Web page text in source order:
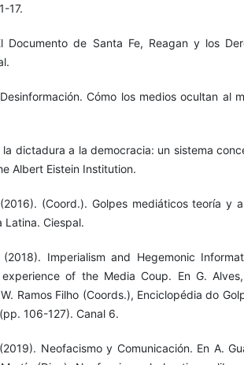
17.
Documento de Santa Fe, Reagan y los
Cómo los medios ocultan al
la dictadura a la democracia: un sistema
Albert Eistein Institution.
(Coord.). Golpes mediáticos teoría y
Latina. Ciespal.
(2018). Imperialism and Hegemonic
of the Media Coup. En G.
Ramos Filho (Coords.), Enciclopédia do
106-127). Canal 6.
Neofacismo y Comunicación. En A.